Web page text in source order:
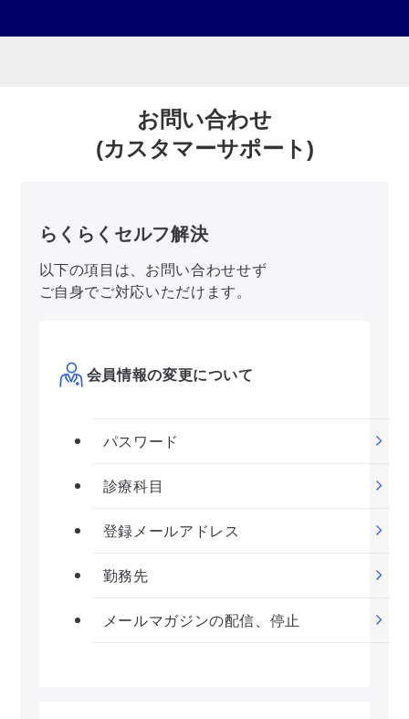
お問い合わせ
(カスタマーサポート)
らくらくセルフ解決
以下の項目は、お問い合わせせず
ご自身でご対応いただけます。
会員情報の変更について
パスワード
診療科目
登録メールアドレス
勤務先
メールマガジンの配信、停止